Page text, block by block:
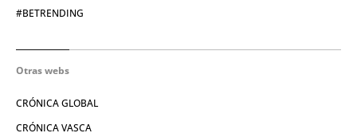
#BETRENDING
Otras webs
CRÓNICA GLOBAL
CRÓNICA VASCA